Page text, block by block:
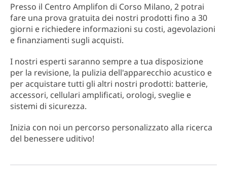
Presso il Centro Amplifon di Corso Milano, 2 potrai
fare una prova gratuita dei nostri prodotti fino a 30
giorni e richiedere informazioni su costi, agevolazioni
e finanziamenti sugli acquisti.
I nostri esperti saranno sempre a tua disposizione
per la revisione, la pulizia dell'apparecchio acustico e
per acquistare tutti gli altri nostri prodotti: batterie,
accessori, cellulari amplificati, orologi, sveglie e
sistemi di sicurezza.
Inizia con noi un percorso personalizzato alla ricerca
del benessere uditivo!